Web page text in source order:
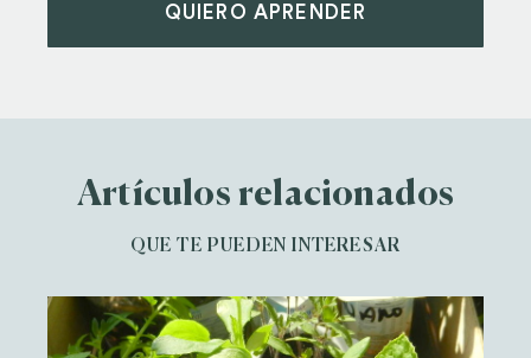
QUIERO APRENDER
Artículos relacionados
QUE TE PUEDEN INTERESAR